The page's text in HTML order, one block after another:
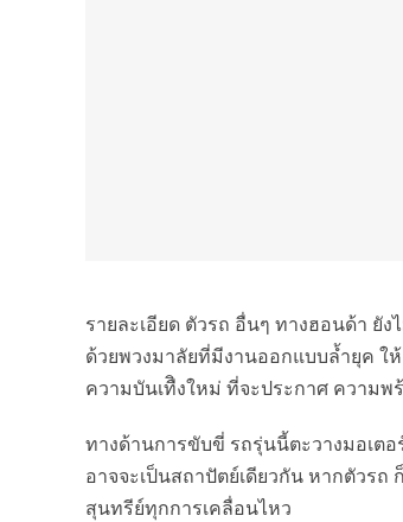
รายละเอียด ตัวรถ อื่นๆ ทางฮอนด้า ยั
ด้วยพวงมาลัยที่มีงานออกแบบล้ำยุค ใ
ความบันเทืิงใหม่ ที่จะประกาศ ความพ
ทางด้านการขับขี่ รถรุ่นนี้ตะวางมอเต
อาจจะเป็นสถาปัตย์เดียวกัน หากตัวร
สุนทรีย์ทุกการเคลื่อนไหว